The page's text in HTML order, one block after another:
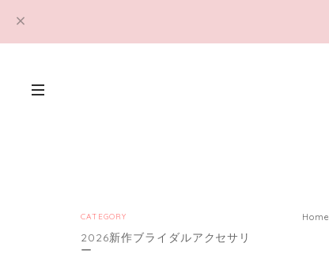
Home
CATEGORY
2026新作ブライダルアクセサリ
ー